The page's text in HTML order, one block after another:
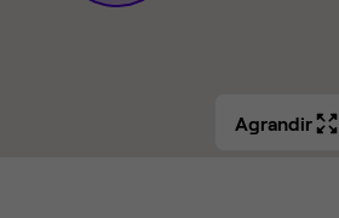
Agrandir